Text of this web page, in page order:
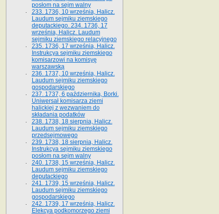
posłom na sejm walny
233. 1736, 10 września, Halicz.
Laudum sejmiku ziemskiego
deputackiego. 234. 1736, 17
września, Halicz. Laudum
sejmiku ziemskiego relacyjnego
235. 1736, 17 września, Halicz.
Instrukcya sejmiku ziemskiego
komisarzowi na komisyę
warszawską
236. 1737, 10 września, Halicz.
Laudum sejmiku ziemskiego
gospodarskiego
237. 1737, 6 października, Borki.
Uniwersał komisarza ziemi
halickiej z wezwaniem do
składania podatków
238. 1738, 18 sierpnia, Halicz.
Laudum sejmiku ziemskiego
przedsejmowego
239. 1738, 18 sierpnia, Halicz.
Instrukcya sejmiku ziemskiego
posłom na sejm walny
240. 1738, 15 września, Halicz.
Laudum sejmiku ziemskiego
deputackiego
241. 1739, 15 września, Halicz.
Laudum sejmiku ziemskiego
gospodarskiego
242. 1739, 17 września, Halicz.
Elekcya podkomorzego ziemi